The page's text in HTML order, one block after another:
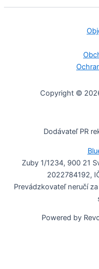
Copyright ©
Dodávateľ PR
Zuby 1/1234, 900 21
2022784192,
Prevádzkovateľ neručí
Powered by